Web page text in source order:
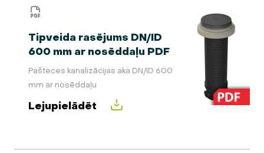
Tipveida rasējums DN/ID
600 mm ar nosēddaļu PDF
Pašteces kanalizācijas aka DN/ID 600
mm ar nosēddaļu
Lejupielādēt